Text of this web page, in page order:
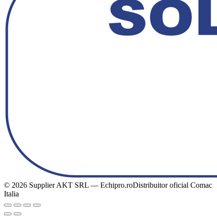
© 2026 Supplier AKT SRL — Echipro.roDistribuitor oficial Comac
Italia